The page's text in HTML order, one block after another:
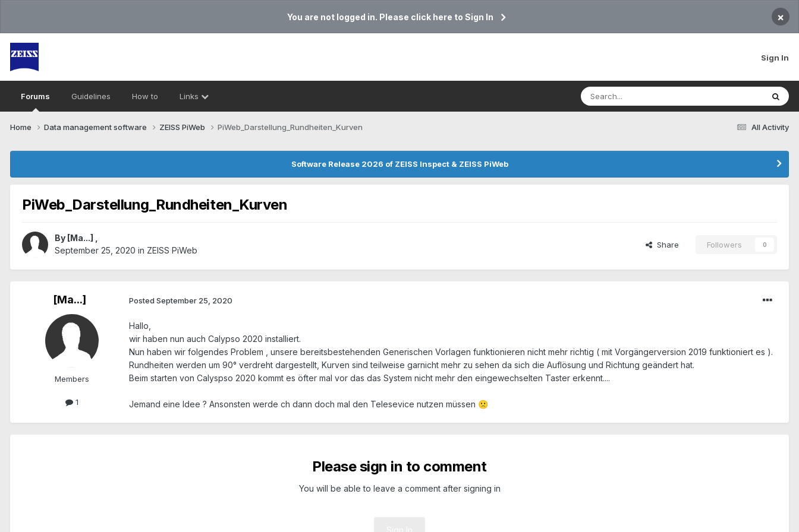
You are not logged in. Please click here to Sign In ×
Sign In
Forums Guidelines How to Links
All Activity
Home Data management software ZEISS PiWeb PiWeb_Darstellung_Rundheiten_Kurven
Software Release 2026 of ZEISS Inspect & ZEISS PiWeb
PiWeb_Darstellung_Rundheiten_Kurven
By [Ma...]
September 25, 2020 in ZEISS PiWeb
Share Followers 0
[Ma...]
Members
1
Posted September 25, 2020
Hallo,
wir haben nun auch Calypso 2020 installiert.
Nun haben wir folgendes Problem , unsere bereitsbestehenden Generischen Vorlagen funktionieren nicht mehr richtig ( mit Vorgängerversion 2019 funktioniert es ).
Rundheiten werden um 90° verdreht dargestellt, Kurven sind teilweise garnicht mehr zu sehen da sich die Auflösung und Richtung geändert hat.
Beim starten von Calyspso 2020 kommt es öfter mal vor das das System nicht mehr den eingewechselten Taster erkennt....
Jemand eine Idee ? Ansonsten werde ch dann doch mal den Telesevice nutzen müssen 🙁
Please sign in to comment
You will be able to leave a comment after signing in